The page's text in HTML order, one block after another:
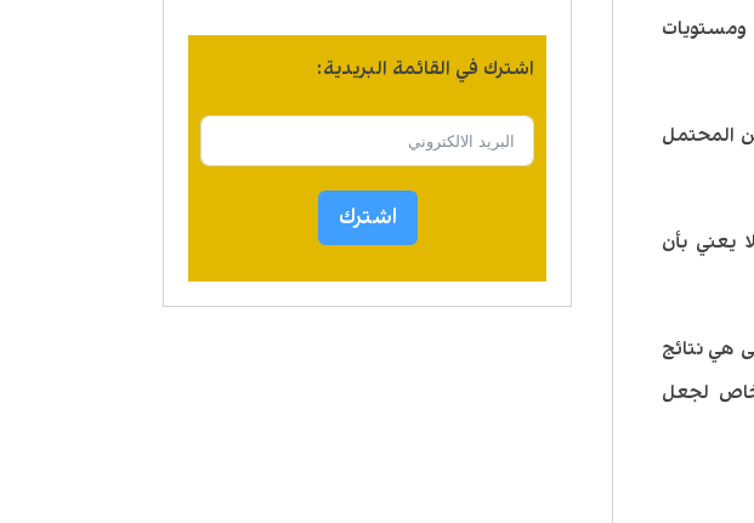
اشترك في القائمة البريدية:
اشترك
ومستويات
المحتمل
يعني بأن
هي نتائج
لجعل